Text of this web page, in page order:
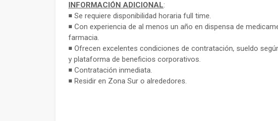
INFORMACIÓN ADICIONAL:
◾ Se requiere disponibilidad horaria full time.
◾ Con experiencia de al menos un año en dispensa de
farmacia.
◾ Ofrecen excelentes condiciones de contratación, sueldo
y plataforma de beneficios corporativos.
◾ Contratación inmediata.
◾ Residir en Zona Sur o alrededores.